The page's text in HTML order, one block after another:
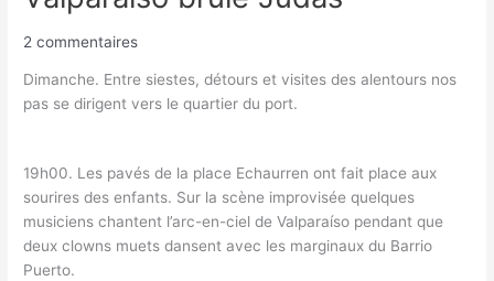
2 commentaires
Dimanche. Entre siestes, détours et visites des alentours nos
pas se dirigent vers le quartier du port.
19h00. Les pavés de la place Echaurren ont fait place aux
sourires des enfants. Sur la scène improvisée quelques
musiciens chantent l’arc-en-ciel de Valparaíso pendant que
deux clowns muets dansent avec les marginaux du Barrio
Puerto.